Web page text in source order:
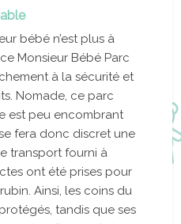
bébé n’est plus à
Monsieur Bébé Parc
à la sécurité et
Nomade, ce parc
est peu encombrant
fera donc discret une
transport fourni à
ont été prises pour
Ainsi, les coins du
tandis que ses